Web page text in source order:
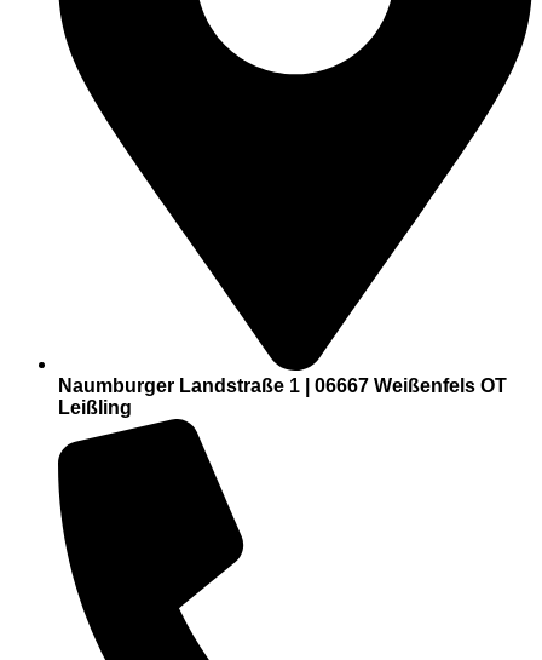
Naumburger Landstraße 1 | 06667 Weißenfels OT
Leißling